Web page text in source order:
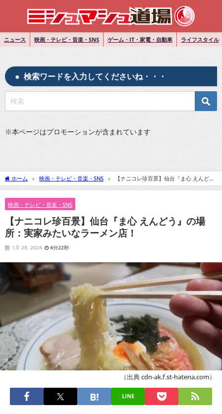
ニュース 映画・テレビ・音楽・SNS ゲーム・IT・家電・自動車 ライフスタイル
検索ワードを入力してくださいね・・・
※本ページはプロモーションが含まれています
ホーム 映画・テレビ・音楽・SNS
【ナニコレ珍百景】仙台『ま心 えんど
う』の場所：実家みたいなラーメン店！
映画・テレビ・音楽・SNS
【ナニコレ珍百景】仙台『ま心 えんどう』の場
所：実家みたいなラーメン店！
1月 28, 2024 4分22秒
（出典 cdn-ak.f.st-hatena.com）
LINE